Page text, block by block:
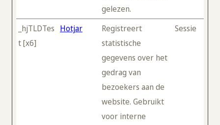
gelezen.
_hjTLDTes
t [x6]
Hotjar
Registreert
statistische
gegevens over het
gedrag van
bezoekers aan de
website. Gebruikt
voor interne
Sessie